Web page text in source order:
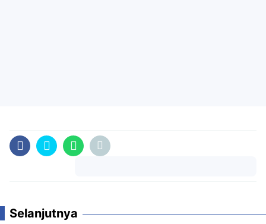
Selanjutnya